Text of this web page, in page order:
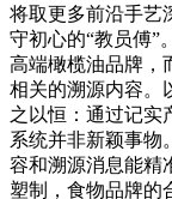
将取更多前沿手艺
守初心的“教员傅”
高端橄榄油品牌，
相关的溯源内容。
之以恒：通过记实
系统并非新颖事物
容和溯源消息能精
塑制，食物品牌的